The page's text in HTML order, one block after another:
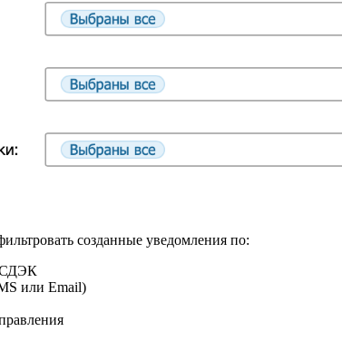
созданные уведомления по:
СДЭК
или Email)